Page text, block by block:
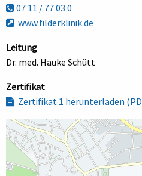
07 11 / 77 03 0
www.filderklinik.de
Leitung
Dr. med. Hauke Schütt
Zertifikat
Zertifikat 1 herunterladen